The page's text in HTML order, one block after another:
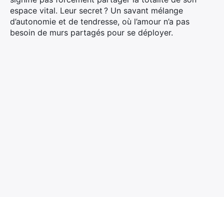
espace vital. Leur secret ? Un savant mélange
d’autonomie et de tendresse, où l’amour n’a pas
besoin de murs partagés pour se déployer.